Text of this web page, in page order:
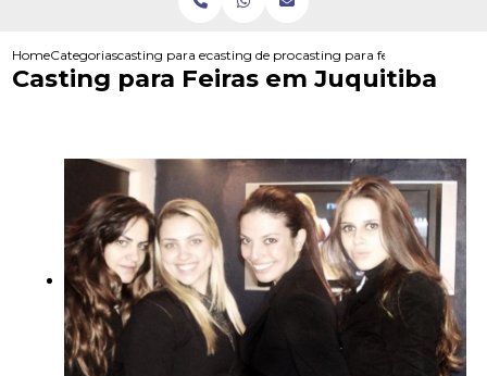
HomeCategoriascasting para eventoscasting de promotores para supermercados
casting para feiras em
Casting para Feiras em Juquitiba